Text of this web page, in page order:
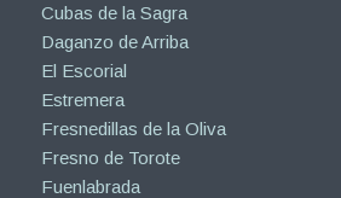
Cubas de la Sagra
Daganzo de Arriba
El Escorial
Estremera
Fresnedillas de la Oliva
Fresno de Torote
Fuenlabrada